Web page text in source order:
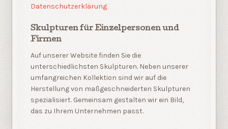
Datenschutzerklärung
Skulpturen für Einzelpersonen und
Firmen
Auf unserer Website finden Sie die
unterschiedlichsten Skulpturen. Neben unserer
umfangreichen Kollektion sind wir auf die
Herstellung von maßgeschneiderten Skulpturen
spezialisiert. Gemeinsam gestalten wir ein Bild,
das zu Ihrem Unternehmen passt.